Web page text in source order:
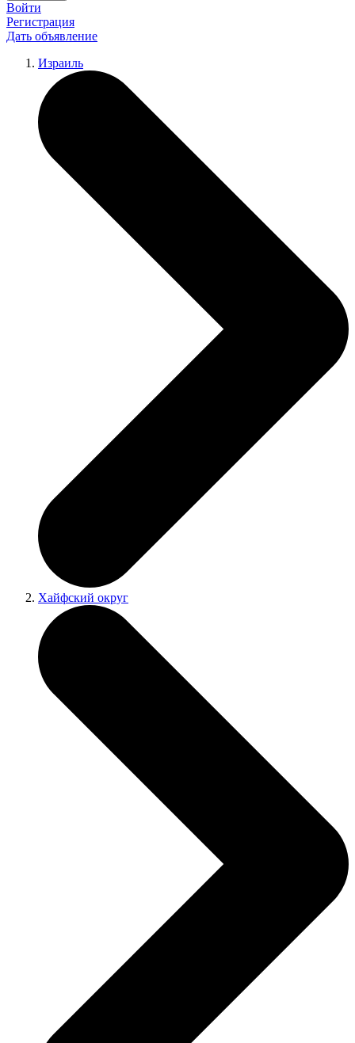
Войти
Регистрация
Дать объявление
Израиль
Хайфский округ